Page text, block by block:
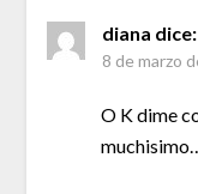
diana dice:
8 de marzo
O K dime